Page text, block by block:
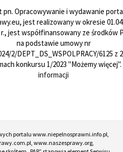
pn. Opracowywanie i wydawanie
jest realizowany w okresie
r., jest współfinansowany ze środków
na podstawie umowy nr
2/DEPT_DS_WSPOLPRACY/6125 z
konkursu 1/2023 "Możemy więcej".
informacji
portalu www.niepelnosprawni.info.pl,
www.naszesprawy.org,